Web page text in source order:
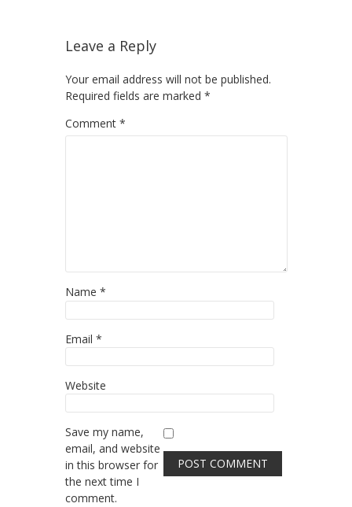
Leave a Reply
Your email address will not be published.
Required fields are marked *
Comment *
Name *
Email *
Website
Save my name,
email, and website
in this browser for
the next time I
comment.